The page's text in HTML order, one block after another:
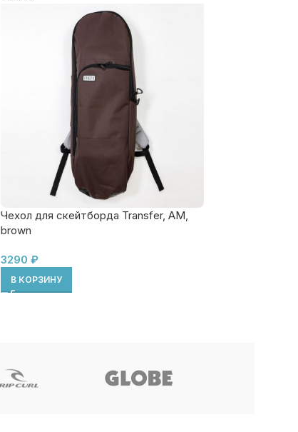
Чехол для скейтборда Transfer, AM,
brown
3290 ₽
В КОРЗИНУ